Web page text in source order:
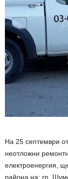
На 25 септември
неотложни
електроенергия,
района на: гр.